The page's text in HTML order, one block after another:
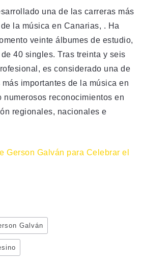
una de las carreras más
la música en Canarias, . Ha
veinte álbumes de estudio,
40 singles. Tras treinta y seis
es considerado una de
más importantes de la música en
numerosos reconocimientos en
regionales, nacionales e
Gerson Galván para Celebrar el
Galván